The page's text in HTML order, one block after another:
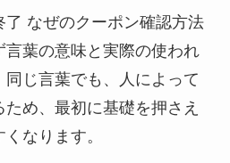
了 なぜのクーポン確認方法
言葉の意味と実際の使われ
じ言葉でも、人によって
め、最初に基礎を押さえ
なります。